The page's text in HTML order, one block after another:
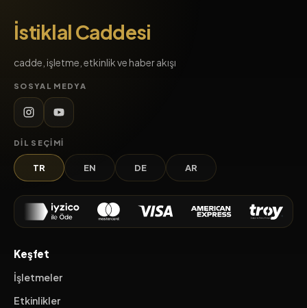
İstiklal Caddesi
cadde, işletme, etkinlik ve haber akışı
SOSYAL MEDYA
DIL SEÇIMI
TR EN DE AR
Keşfet
İşletmeler
Etkinlikler